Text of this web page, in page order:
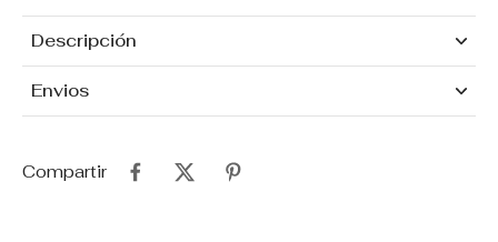
Descripción
Envios
Compartir